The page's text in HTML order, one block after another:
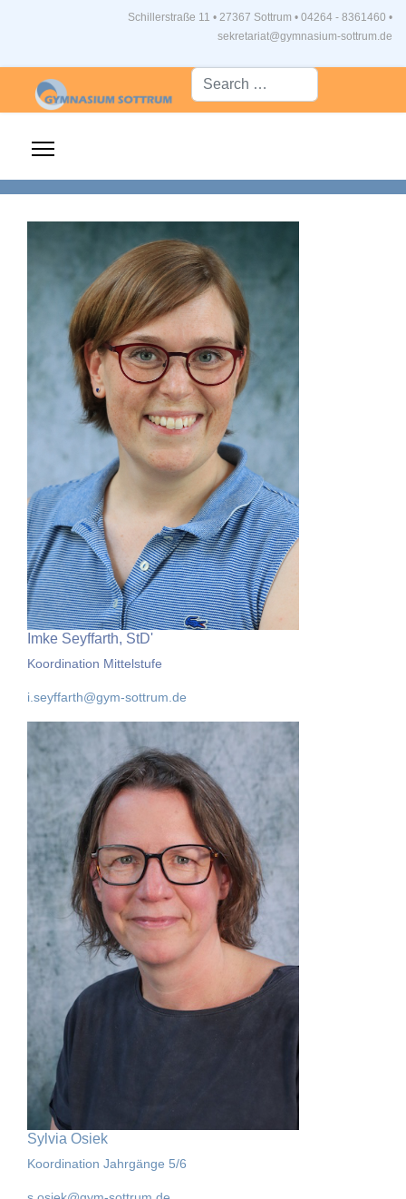
Schillerstraße 11 • 27367 Sottrum • 04264 - 8361460 •
sekretariat@gymnasium-sottrum.de
Suche...
Imke Seyffarth, StD'
Koordination Mittelstufe
i.seyffarth@gym-sottrum.de
Sylvia Osiek
Koordination Jahrgänge 5/6